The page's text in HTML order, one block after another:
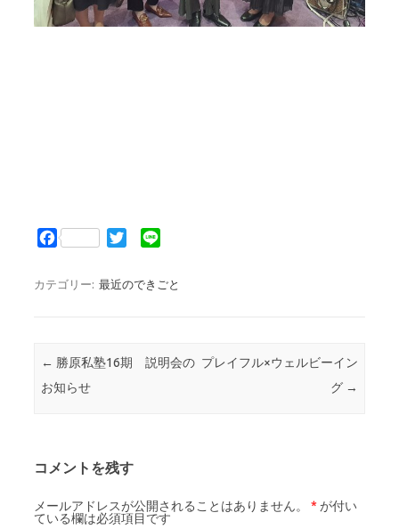
F
o
i
r
n
カテゴリー: 最近のできごと
投稿ナビゲーション
← 勝原私塾16期 説明会の
お知らせ
プレイフル×ウェルビーイン
グ →
コメントを残す
メールアドレスが公開されることはありません。 * が付い
ている欄は必須項目です